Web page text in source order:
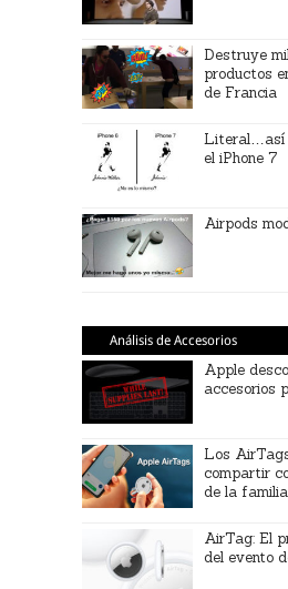
Destruye
productos
de Francia
Literal…así
el iPhone 7
Airpods
Análisis de Accesorios
Apple
accesorios
Los
compartir
de la familia
AirTag: El
del evento